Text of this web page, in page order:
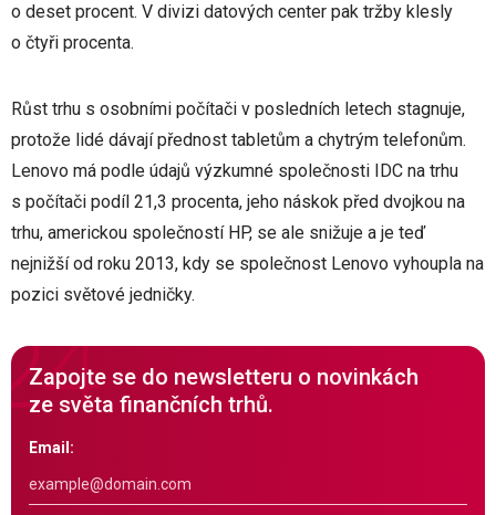
o deset procent. V divizi datových center pak tržby klesly
o čtyři procenta.
Růst trhu s osobními počítači v posledních letech stagnuje,
protože lidé dávají přednost tabletům a chytrým telefonům.
Lenovo má podle údajů výzkumné společnosti IDC na trhu
s počítači podíl 21,3 procenta, jeho náskok před dvojkou na
trhu, americkou společností HP, se ale snižuje a je teď
nejnižší od roku 2013, kdy se společnost Lenovo vyhoupla na
pozici světové jedničky.
Zapojte se do newsletteru o novinkách
ze světa finančních trhů.
Email: